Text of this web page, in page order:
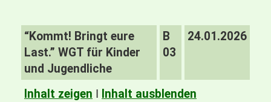
“Kommt! Bringt eure
Last.” WGT für Kinder
und Jugendliche
B
03
24.01.2026
Inhalt zeigen I Inhalt ausblenden